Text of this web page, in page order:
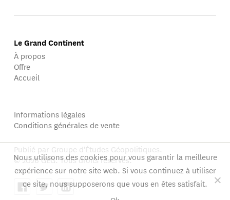
Le Grand Continent
À propos
Offre
Accueil
Informations légales
Conditions générales de vente
Publié par Groupe d'Études Géopolitiques.
© 2026 GEG. Tous droits réservés.
Nous utilisons des cookies pour vous garantir la meilleure
expérience sur notre site web. Si vous continuez à utiliser
ce site, nous supposerons que vous en êtes satisfait.